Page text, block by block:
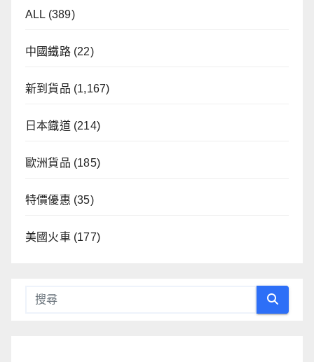
ALL (389)
中國鐵路(22)
新到貨品 (1,167)
日本鐡道(214)
歐洲貨品 (185)
特價優惠 (35)
美國火車(177)